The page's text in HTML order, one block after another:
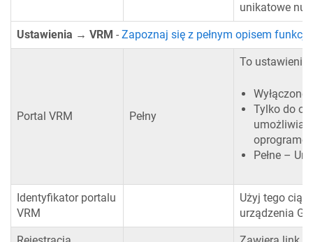
unikatowe
Ustawienia → VRM - Zapoznaj się z pełnym opisem funkcji
Portal VRM Pełny
To ustawienie
Wyłączone
Tylko do
umożliwia
Pełne –
Identyfikator portalu
VRM
Użyj tego
urządzenia